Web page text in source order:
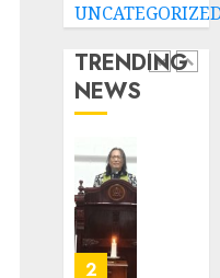
TRENDING
NEWS
ke
Taman
2
Firman
di
3